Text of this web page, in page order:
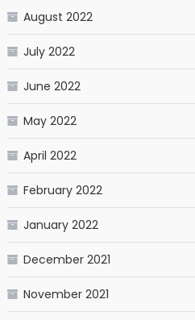
August 2022
July 2022
June 2022
May 2022
April 2022
February 2022
January 2022
December 2021
November 2021